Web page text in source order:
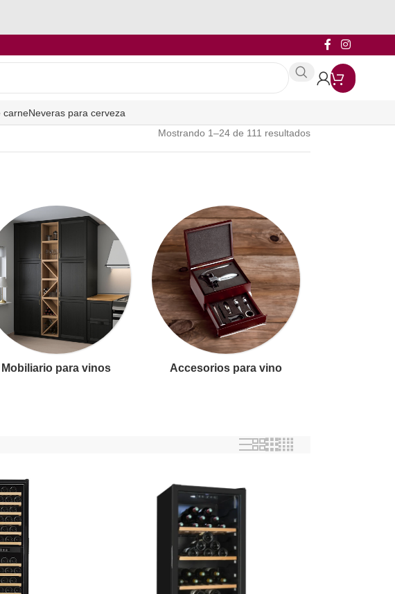
carneNeveras para cerveza
Mostrando 1–24 de 111 resultados
Mobiliario para vinos Accesorios para vino